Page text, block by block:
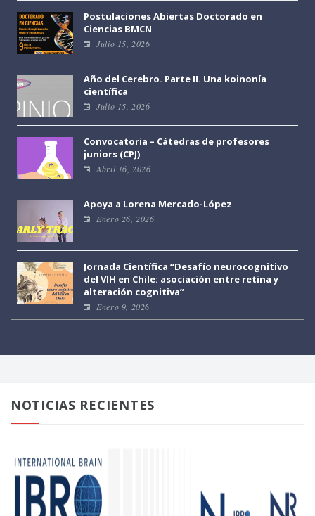
Postulaciones Abiertas Doctorado en
Ciencias BMCN
Julio 15, 2026
Año del Cerebro. Parte II. Una koinonía
científica
Julio 15, 2026
Convocatoria – Cátedras de profesores
juniors (CPJ)
Abril 16, 2026
Apoya a Lorena Mercado-López
Enero 26, 2026
Jornada Científica “Desafío neurocognitivo
del VIH en Chile: asociación entre retina y
alteración cognitiva”
Enero 9, 2026
NOTICIAS RECIENTES